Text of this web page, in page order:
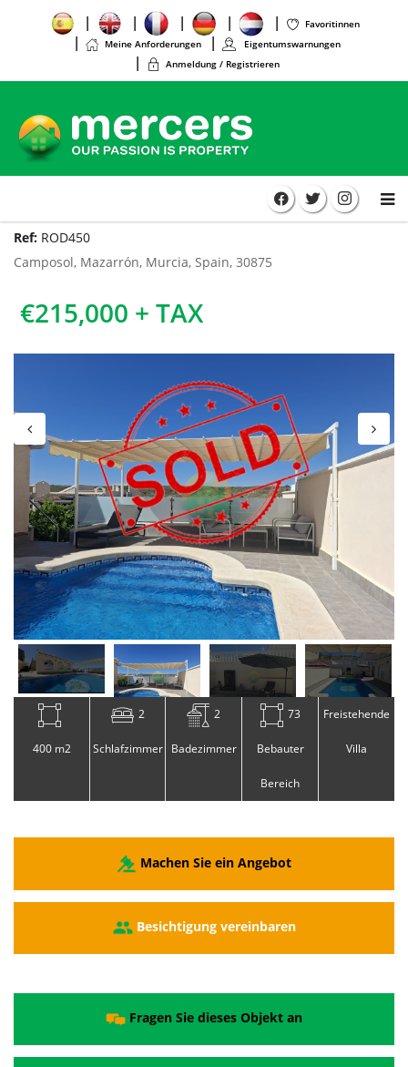
Favoritinnen
Meine Anforderungen
Eigentumswarnungen
Anmeldung / Registrieren
Ref: ROD450
Camposol, Mazarrón, Murcia, Spain, 30875
€215,000 + TAX
400 m2
2
Schlafzimmer
2
Badezimmer
73
Bebauter
Bereich
Freistehende
Villa
Machen Sie ein Angebot
Besichtigung vereinbaren
Fragen Sie dieses Objekt an